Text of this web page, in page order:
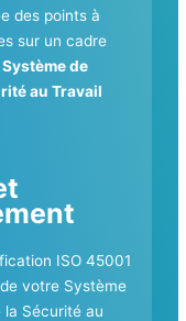
des points à
sur un cadre
Système de
au Travail
ISO 45001
votre Système
Sécurité au